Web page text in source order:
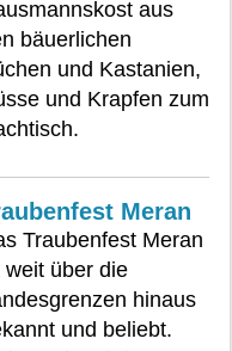
aus
bäuerlichen
und Kastanien,
und Krapfen zum
Meran
Traubenfest Meran
weit über die
hinaus
und beliebt.